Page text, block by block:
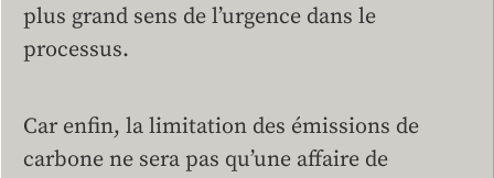
plus grand sens de l’urgence dans le
processus.
Car enfin, la limitation des émissions de
carbone ne sera pas qu’une affaire de